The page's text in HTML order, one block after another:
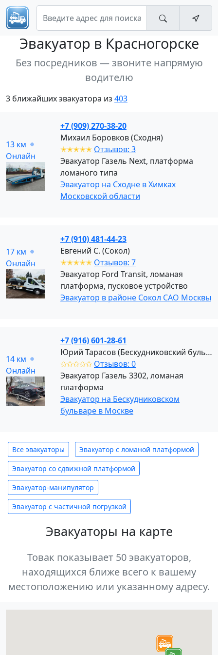
Эвакуатор в Красногорске
Без посредников — звоните напрямую
водителю
3 ближайших эвакуатора из 403
13 км
Онлайн
+7 (909) 270-38-20
Михаил Боровков (Сходня)
✭✭✭✭✭ Отзывов: 3
Эвакуатор Газель Next, платформа
ломаного типа
Эвакуатор на Сходне в Химках
Московской области
17 км
Онлайн
+7 (910) 481-44-23
Евгений С. (Сокол)
✭✭✭✭✭ Отзывов: 7
Эвакуатор Ford Transit, ломаная
платформа, пусковое устройство
Эвакуатор в районе Сокол САО Москвы
14 км
Онлайн
+7 (916) 601-28-61
Юрий Тарасов (Бескудниковский бульвар)
✩✩✩✩✩ Отзывов: 0
Эвакуатор Газель 3302, ломаная
платформа
Эвакуатор на Бескудниковском
бульваре в Москве
Все эвакуаторы Эвакуатор с ломаной платформой
Эвакуатор со сдвижной платформой
Эвакуатор-манипулятор
Эвакуатор с частичной погрузкой
Эвакуаторы на карте
Товак показывает 50 эвакуаторов,
находящихся ближе всего к вашему
местоположению или указанному адресу.